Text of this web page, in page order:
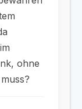
ohne